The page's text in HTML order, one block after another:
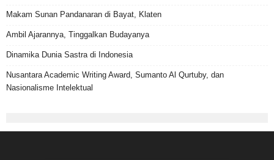
Makam Sunan Pandanaran di Bayat, Klaten
Ambil Ajarannya, Tinggalkan Budayanya
Dinamika Dunia Sastra di Indonesia
Nusantara Academic Writing Award, Sumanto Al Qurtuby, dan
Nasionalisme Intelektual